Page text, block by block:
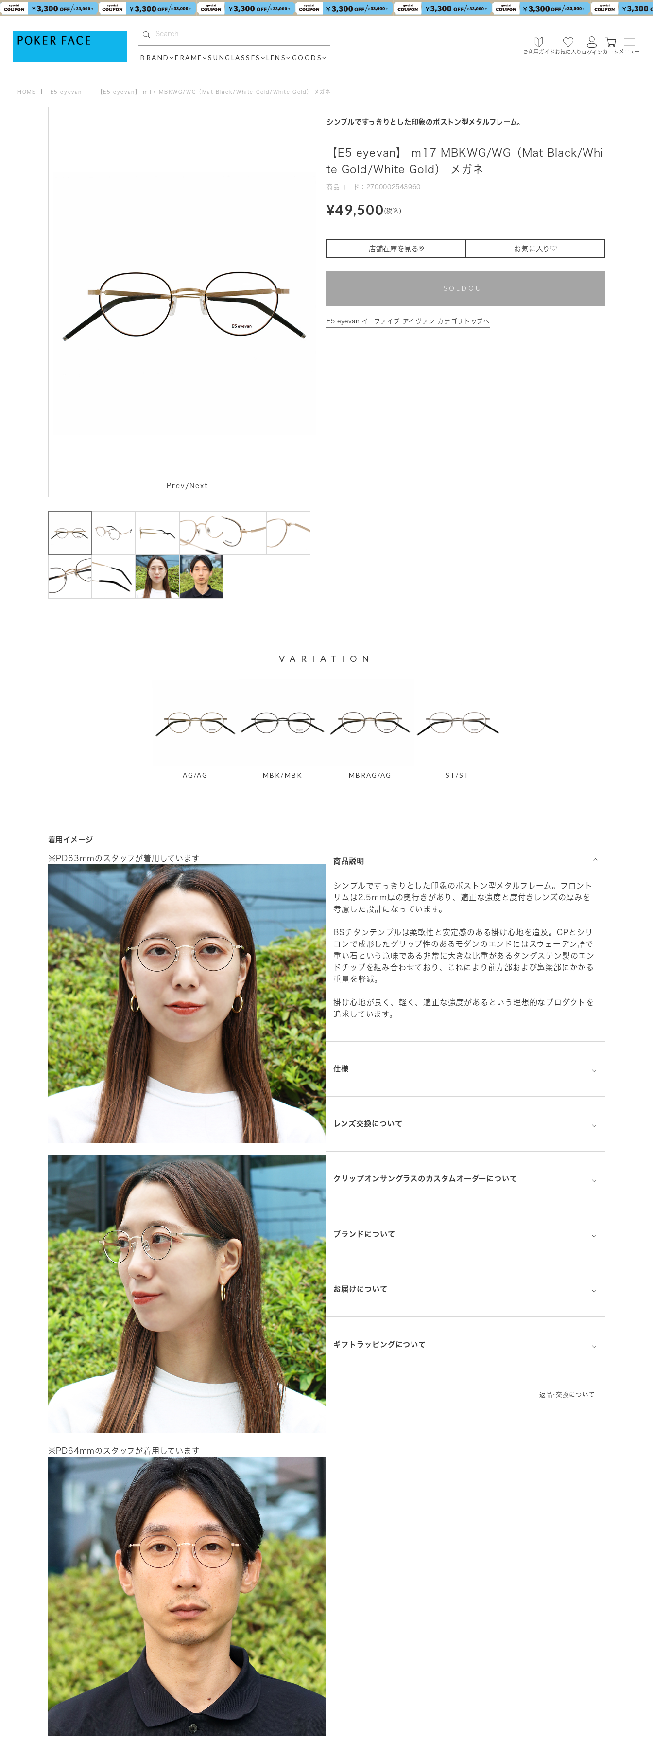
BRAND FRAME SUNGLASSES LENS GOODS
ご利用ガイドお気に入り ログインカート メニュー
HOME E5 eyevan 【E5 eyevan】 ｍ17 MBKWG/WG（Mat Black/White Gold/White Gold） メガネ
Prev / Next
シンプルですっきりとした印象のボストン型メタルフレーム。
【E5 eyevan】 ｍ17 MBKWG/WG（Mat Black/Whi
te Gold/White Gold） メガネ
商品コード：2700002543960
¥49,500 (税込)
店舗在庫を見る お気に入り
SOLDOUT
E5 eyevan イーファイブ アイヴァン カテゴリトップへ
VARIATION
AG/AG MBK/MBK MBRAG/AG ST/ST
着用イメージ
※PD63mmのスタッフが着用しています
※PD64mmのスタッフが着用しています
商品説明 ⌵
シンプルですっきりとした印象のボストン型メタルフレーム。フロント
リムは2.5mm厚の奥行きがあり、適正な強度と度付きレンズの厚みを
考慮した設計になっています。
BSチタンテンプルは柔軟性と安定感のある掛け心地を追及。CPとシリ
コンで成形したグリップ性のあるモダンのエンドにはスウェーデン語で
重い石という意味である非常に大きな比重があるタングステン製のエン
ドチップを組み合わせており、これにより前方部および鼻梁部にかかる
重量を軽減。
掛け心地が良く、軽く、適正な強度があるという理想的なプロダクトを
追求しています。
仕様 ⌵
レンズ交換について ⌵
クリップオンサングラスのカスタムオーダーについて ⌵
ブランドについて ⌵
お届けについて ⌵
ギフトラッピングについて ⌵
返品･交換について